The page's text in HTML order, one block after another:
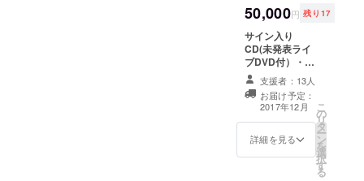
50,000円 残り17
サイン入り
CD(未発表ライ
ブDVD付）・サ
イン入りオリジ
ナルトートバッ
グ レコ発コン
サートチケット
ペア(2018年1月
下旬仙台で予
支援者：13人
お届け予定：
2017年12月
詳細を見る
こ
の
リ
タ
ー
ン
を
選
択
す
る